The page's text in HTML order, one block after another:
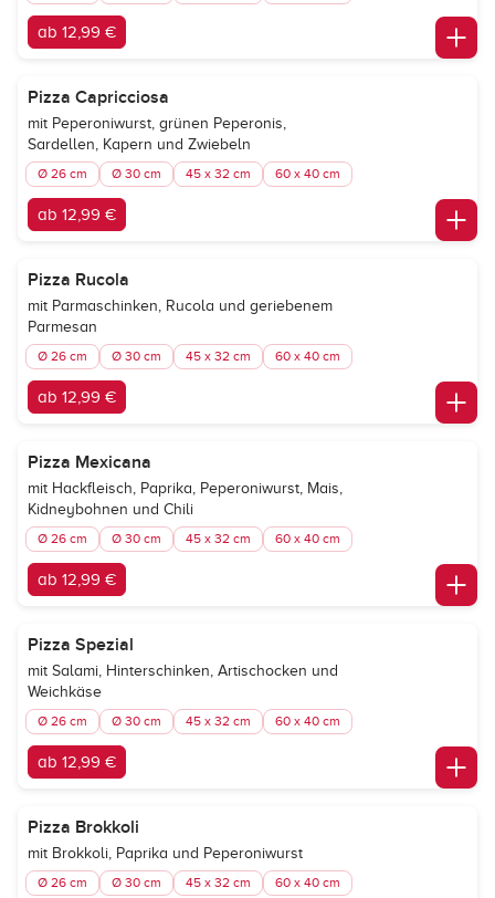
ab 12,99 €
Pizza Capricciosa
mit Peperoniwurst, grünen Peperonis,
Sardellen, Kapern und Zwiebeln
Ø 26 cm Ø 30 cm 45 x 32 cm 60 x 40 cm
ab 12,99 €
Pizza Rucola
mit Parmaschinken, Rucola und geriebenem
Parmesan
Ø 26 cm Ø 30 cm 45 x 32 cm 60 x 40 cm
ab 12,99 €
Pizza Mexicana
mit Hackfleisch, Paprika, Peperoniwurst, Mais,
Kidneybohnen und Chili
Ø 26 cm Ø 30 cm 45 x 32 cm 60 x 40 cm
ab 12,99 €
Pizza Spezial
mit Salami, Hinterschinken, Artischocken und
Weichkäse
Ø 26 cm Ø 30 cm 45 x 32 cm 60 x 40 cm
ab 12,99 €
Pizza Brokkoli
mit Brokkoli, Paprika und Peperoniwurst
Ø 26 cm Ø 30 cm 45 x 32 cm 60 x 40 cm